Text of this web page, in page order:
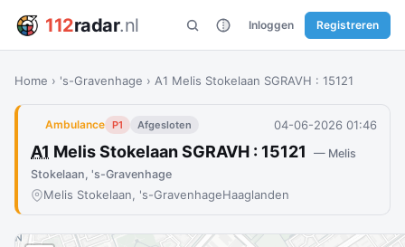
112radar.nl Inloggen Registreren
Home › 's-Gravenhage › A1 Melis Stokelaan SGRAVH : 15121
Ambulance P1 Afgesloten 04-06-2026 01:46
A1 Melis Stokelaan SGRAVH : 15121
— Melis
Stokelaan, 's-Gravenhage
Melis Stokelaan, 's-GravenhageHaaglanden